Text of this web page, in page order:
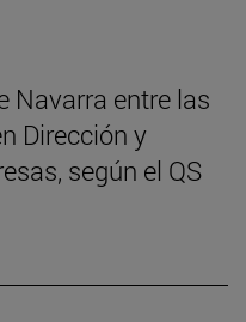
Navarra entre las
Dirección y
según el QS